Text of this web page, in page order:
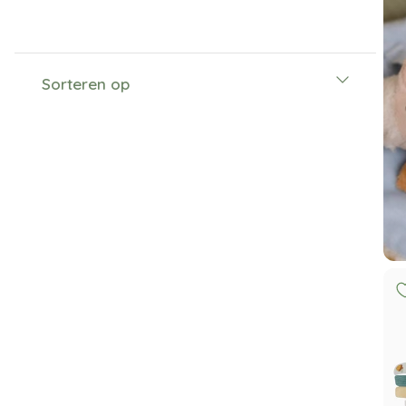
Sorteren op